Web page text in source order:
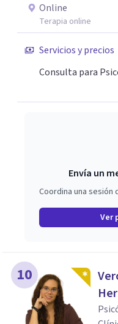
Online
Terapia online
Servicios y precios
Consulta para
Envía un
Coordina una
Ver
10